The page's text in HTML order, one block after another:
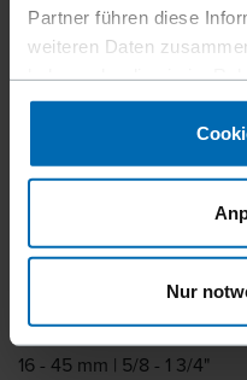
Partner führen diese
weiteren Daten
gesammelt haben.
Nur
Optimale und
Bitumenbahnen und
entwickelte FASCO®
bei der Verarbeitung.
Magazinierung
Grad Magazinierung
Länge
16 - 45 mm | 5/8 - 1 3/4"